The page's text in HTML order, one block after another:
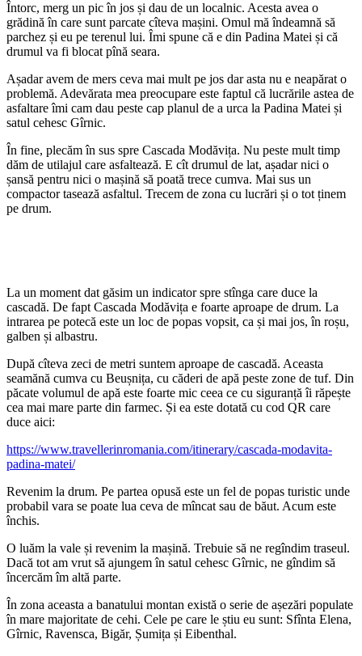
Întorc, merg un pic în jos și dau de un localnic. Acesta avea o
grădină în care sunt parcate cîteva mașini. Omul mă îndeamnă să
parchez și eu pe terenul lui. Îmi spune că e din Padina Matei și că
drumul va fi blocat pînă seara.
Așadar avem de mers ceva mai mult pe jos dar asta nu e neapărat o
problemă. Adevărata mea preocupare este faptul că lucrările astea de
asfaltare îmi cam dau peste cap planul de a urca la Padina Matei și
satul cehesc Gîrnic.
În fine, plecăm în sus spre Cascada Modăvița. Nu peste mult timp
dăm de utilajul care asfaltează. E cît drumul de lat, așadar nici o
șansă pentru nici o mașină să poată trece cumva. Mai sus un
compactor tasează asfaltul. Trecem de zona cu lucrări și o tot ținem
pe drum.
La un moment dat găsim un indicator spre stînga care duce la
cascadă. De fapt Cascada Modăvița e foarte aproape de drum. La
intrarea pe potecă este un loc de popas vopsit, ca și mai jos, în roșu,
galben și albastru.
După cîteva zeci de metri suntem aproape de cascadă. Aceasta
seamănă cumva cu Beușnița, cu căderi de apă peste zone de tuf. Din
păcate volumul de apă este foarte mic ceea ce cu siguranță îi răpește
cea mai mare parte din farmec. Și ea este dotată cu cod QR care
duce aici:
https://www.travellerinromania.com/itinerary/cascada-modavita-
padina-matei/
Revenim la drum. Pe partea opusă este un fel de popas turistic unde
probabil vara se poate lua ceva de mîncat sau de băut. Acum este
închis.
O luăm la vale și revenim la mașină. Trebuie să ne regîndim traseul.
Dacă tot am vrut să ajungem în satul cehesc Gîrnic, ne gîndim să
încercăm îm altă parte.
În zona aceasta a banatului montan există o serie de așezări populate
în mare majoritate de cehi. Cele pe care le știu eu sunt: Sfînta Elena,
Gîrnic, Ravensca, Bigăr, Șumița și Eibenthal.